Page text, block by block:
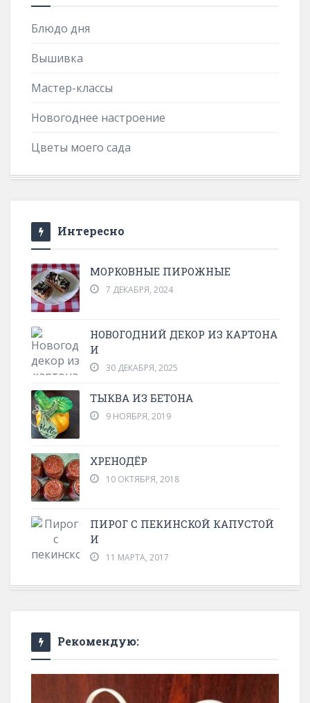
Блюдо дня
Вышивка
Мастер-классы
Новогоднее настроение
Цветы моего сада
Интересно
МОРКОВНЫЕ ПИРОЖНЫЕ
7 ДЕКАБРЯ, 2024
НОВОГОДНИЙ ДЕКОР ИЗ КАРТОНА
И
30 ДЕКАБРЯ, 2025
ТЫКВА ИЗ БЕТОНА
9 НОЯБРЯ, 2019
ХРЕНОДЁР
10 ОКТЯБРЯ, 2018
ПИРОГ С ПЕКИНСКОЙ КАПУСТОЙ
И
11 МАРТА, 2017
Рекомендую: